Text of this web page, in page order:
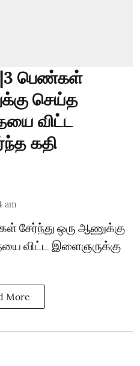
பெண்கள்
செய்த
விட்ட
கதி
am
சேர்ந்து ஒரு ஆணுக்கு
விட்ட இளைஞருக்கு
More